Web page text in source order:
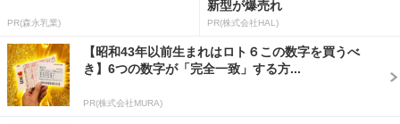
PR(森永乳業)
新型が爆売れ
PR(株式会社HAL)
【昭和43年以前生まれはロト６この数字を買うべ
き】6つの数字が「完全一致」する方...
PR(株式会社MURA)